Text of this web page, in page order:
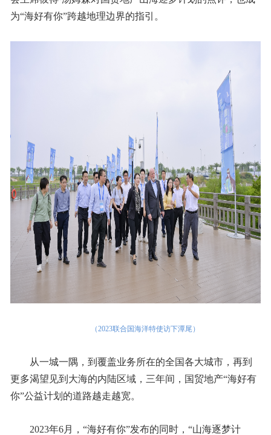
为“海好有你”跨越地理边界的指引。
（2023联合国海洋特使访下潭尾）
从一城一隅，到覆盖业务所在的全国各大城市，再到
更多渴望见到大海的内陆区域，三年间，国贸地产“海好有
你”公益计划的道路越走越宽。
2023年6月，“海好有你”发布的同时，“山海逐梦计